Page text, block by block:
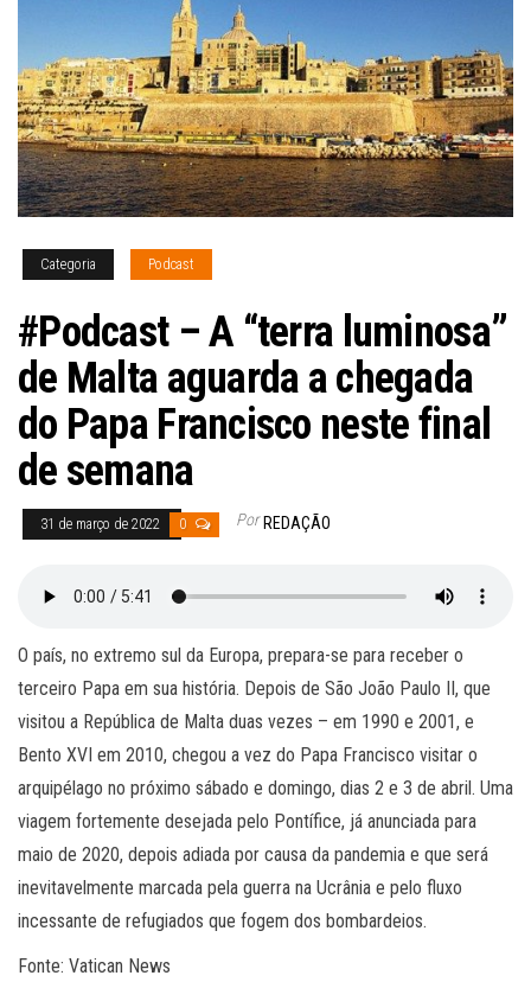
Categoria Podcast
#Podcast – A “terra luminosa”
de Malta aguarda a chegada
do Papa Francisco neste final
de semana
31 de março de 2022 0 Por REDAÇÃO
O país, no extremo sul da Europa, prepara-se para receber o
terceiro Papa em sua história. Depois de São João Paulo II, que
visitou a República de Malta duas vezes – em 1990 e 2001, e
Bento XVI em 2010, chegou a vez do Papa Francisco visitar o
arquipélago no próximo sábado e domingo, dias 2 e 3 de abril. Uma
viagem fortemente desejada pelo Pontífice, já anunciada para
maio de 2020, depois adiada por causa da pandemia e que será
inevitavelmente marcada pela guerra na Ucrânia e pelo fluxo
incessante de refugiados que fogem dos bombardeios.
Fonte: Vatican News